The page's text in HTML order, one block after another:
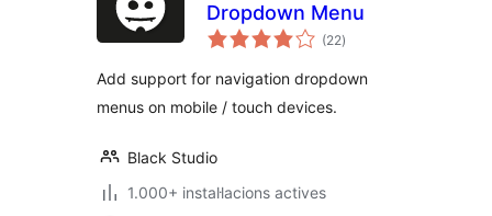
Dropdown Menu
(22puntuacions
totals
)
Add support for navigation dropdown
menus on mobile / touch devices.
Black Studio
1.000+ instal·lacions actives